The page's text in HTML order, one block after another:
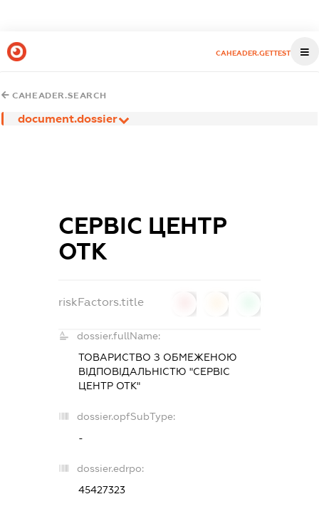
CAHEADER.GETTEST
CAHEADER.SEARCH
document.dossier
СЕРВІС ЦЕНТР
ОТК
riskFactors.title
dossier.fullName:
ТОВАРИСТВО З ОБМЕЖЕНОЮ
ВІДПОВІДАЛЬНІСТЮ "СЕРВІС
ЦЕНТР ОТК"
dossier.opfSubType:
-
dossier.edrpo:
45427323